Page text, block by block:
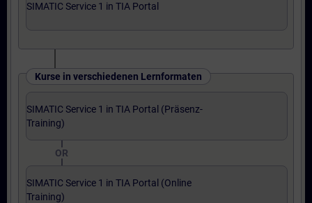
SIMATIC Service 1 in TIA Portal
Kurse in verschiedenen Lernformaten
SIMATIC Service 1 in TIA Portal (Präsenz-
Training)
OR
SIMATIC Service 1 in TIA Portal (Online
Training)